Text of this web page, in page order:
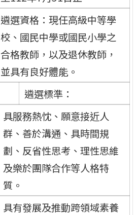
遴選資格：現任高級中等學
校、國民中學或國民小學之
合格教師，以及退休教師，
並具有良好體能。
遴選標準：
具服務熱忱、願意接近人
群、善於溝通、具時間規
劃、反省性思考、理性思維
及樂於團隊合作等人格特
質。
具有發展及推動跨領域素養